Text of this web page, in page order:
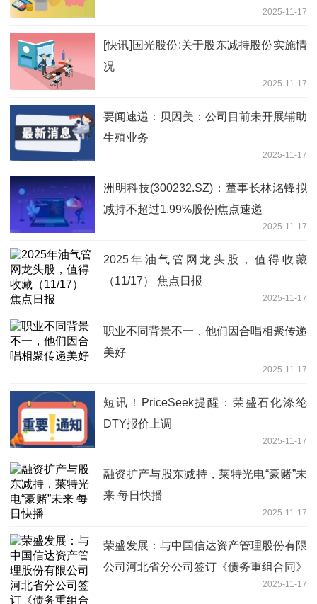
2025-11-17
[快讯]国光股份:关于股东减持股份实施情
况
2025-11-17
要闻速递：贝因美：公司目前未开展辅助
生殖业务
2025-11-17
洲明科技(300232.SZ)：董事长林洺锋拟
减持不超过1.99%股份|焦点速递
2025-11-17
2025年油气管网龙头股，值得收藏
（11/17） 焦点日报
2025-11-17
职业不同背景不一，他们因合唱相聚传递
美好
2025-11-17
短讯！PriceSeek提醒：荣盛石化涤纶
DTY报价上调
2025-11-17
融资扩产与股东减持，莱特光电“豪赌”未
来 每日快播
2025-11-17
荣盛发展：与中国信达资产管理股份有限
公司河北省分公司签订《债务重组合同》
2025-11-17